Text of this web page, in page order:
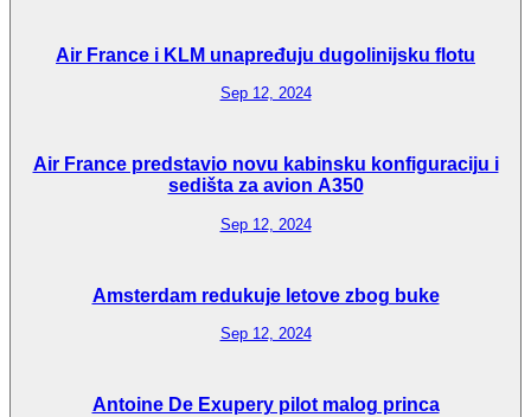
Air France i KLM unapređuju dugolinijsku flotu
Sep 12, 2024
Air France predstavio novu kabinsku konfiguraciju i
sedišta za avion A350
Sep 12, 2024
Amsterdam redukuje letove zbog buke
Sep 12, 2024
Antoine De Exupery pilot malog princa